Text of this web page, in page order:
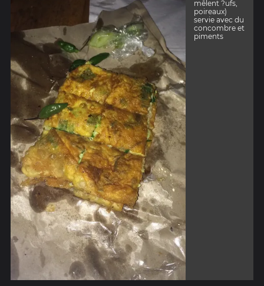
mêlent ?ufs,
poireaux)
servie avec du
concombre et
piments